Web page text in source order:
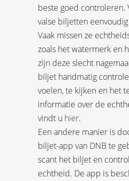
beste goed controleren.
valse biljetten
Vaak missen ze
zoals het watermerk en
zijn deze slecht
biljet handmatig
voelen, te kijken en het
informatie over de
vindt u hier.
Een andere manier is
biljet-app van DNB te
scant het biljet en
echtheid. De app is